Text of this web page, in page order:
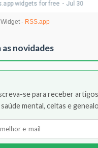
as novidades
se para receber
saúde mental, celtas e